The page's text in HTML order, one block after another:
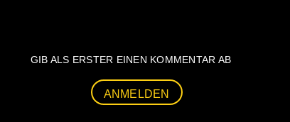
GIB ALS ERSTER EINEN KOMMENTAR AB
ANMELDEN